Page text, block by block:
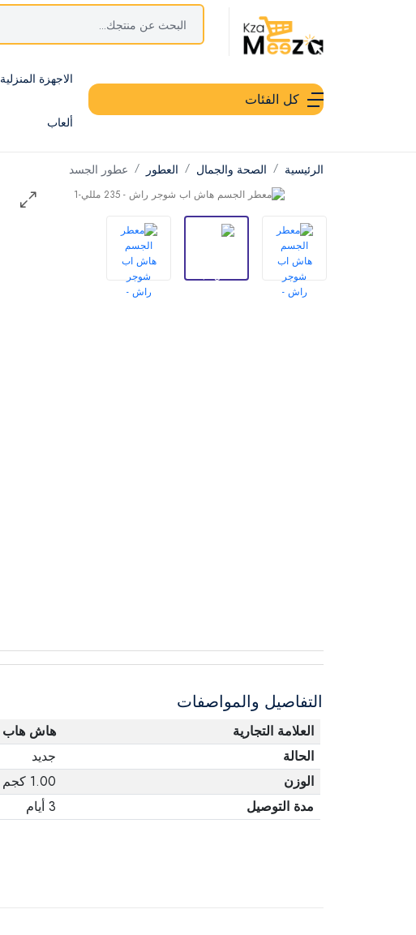
كل الفئات
الاجهزة المنزلية
ألعاب
الرئيسية الصحة والجمال العطور عطور الجسد
التفاصيل والمواصفات
العلامة التجارية
هاش هاب
الحالة
جديد
الوزن
1.00 كجم
مدة التوصيل
3 أيام